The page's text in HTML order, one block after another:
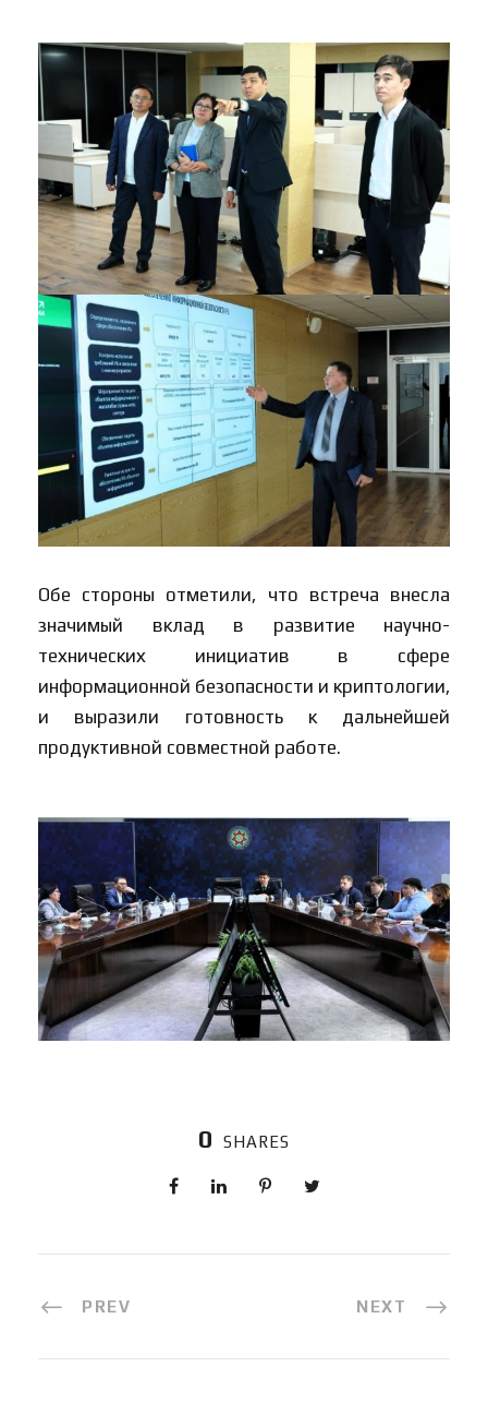
Обе стороны отметили, что встреча внесла
значимый вклад в развитие научно-
технических инициатив в сфере
информационной безопасности и криптологии,
и выразили готовность к дальнейшей
продуктивной совместной работе.
0 SHARES
PREV NEXT